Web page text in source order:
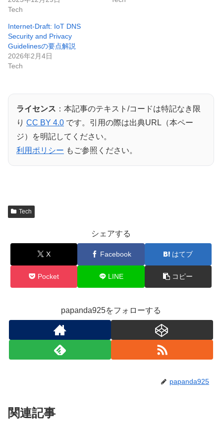
Tech
Internet-Draft: IoT DNS
Security and Privacy
Guidelinesの要点解説
2026年2月4日
Tech
ライセンス ：本記事のテキスト/コードは特記なき限
り CC BY 4.0 です。引用の際は出典URL（本ペー
ジ）を明記してください。
利用ポリシー もご参照ください。
Tech
シェアする
X Facebook はてブ
Pocket LINE コピー
papanda925をフォローする
papanda925
関連記事